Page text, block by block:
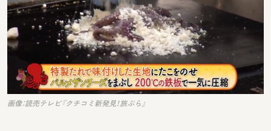
画像：読売テレビ『クチコミ新発見！旅ぷら』